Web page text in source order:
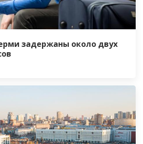
задержаны около двух